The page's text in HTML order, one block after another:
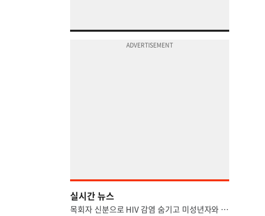
실시간 뉴스
목회자 신분으로 HIV 감염 숨기고 미성년자와 성관계